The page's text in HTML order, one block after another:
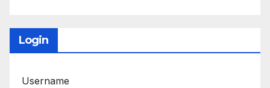
Login
Username